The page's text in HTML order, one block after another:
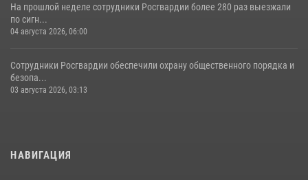
На прошлой неделе сотрудники Росгвардии более 280 раз выезжали
по сигн...
04 августа 2026, 06:00
Сотрудники Росгвардии обеспечили охрану общественного порядка и
безопа...
03 августа 2026, 03:13
НАВИГАЦИЯ